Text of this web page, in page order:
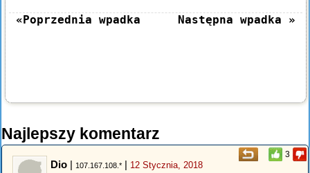
«Poprzednia wpadka Następna wpadka »
Najlepszy komentarz
3
Dio | 107.167.108.* | 12 Stycznia, 2018